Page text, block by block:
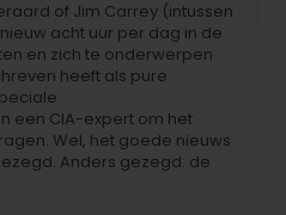
of Jim Carrey (intussen
acht uur per dag in de
en zich te onderwerpen
heeft als pure
een CIA-expert om het
Wel, het goede nieuws
Anders gezegd: de